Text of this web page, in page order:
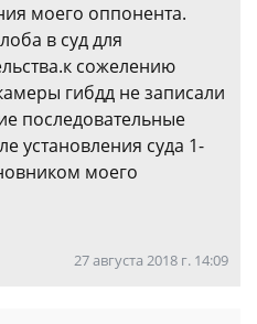
моего оппонента.
в суд для
сожелению
гибдд не записали
последовательные
установления суда 1-
моего
27 августа 2018 г. 14:09